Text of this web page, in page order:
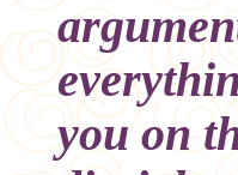
you on